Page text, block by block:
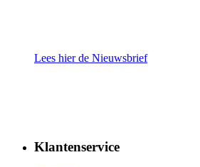
Lees hier de Nieuwsbrief
Klantenservice